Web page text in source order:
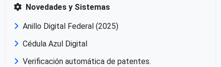
Novedades y Sistemas
Anillo Digital Federal (2025)
Cédula Azul Digital
Verificación automática de patentes.